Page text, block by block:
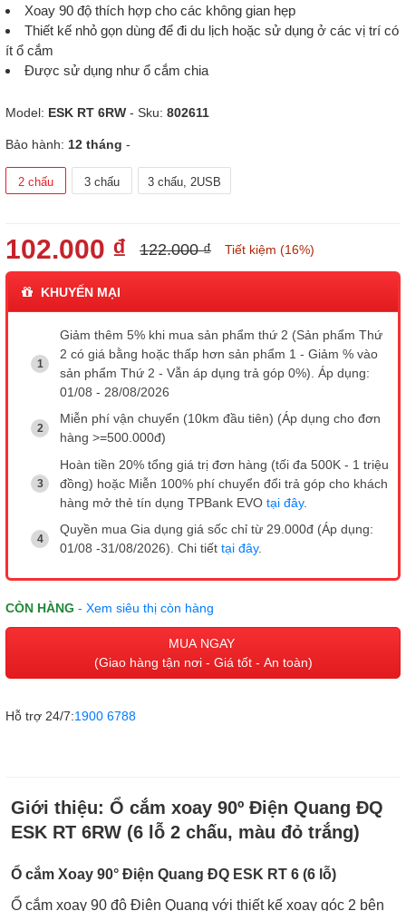
Xoay 90 độ thích hợp cho các không gian hẹp
Thiết kế nhỏ gọn dùng để đi du lịch hoặc sử dụng ở các vị trí có
ít ổ cắm
Được sử dụng như ổ cắm chia
Model: ESK RT 6RW - Sku: 802611
Bảo hành: 12 tháng -
2 chấu 3 chấu 3 chấu, 2USB
102.000 ₫ 122.000 ₫ Tiết kiệm (16%)
KHUYẾN MẠI
Giảm thêm 5% khi mua sản phẩm thứ 2 (Sản phẩm Thứ
2 có giá bằng hoặc thấp hơn sản phẩm 1 - Giảm % vào
sản phẩm Thứ 2 - Vẫn áp dụng trả góp 0%). Áp dụng:
01/08 - 28/08/2026
Miễn phí vận chuyển (10km đầu tiên) (Áp dụng cho đơn
hàng >=500.000đ)
Hoàn tiền 20% tổng giá trị đơn hàng (tối đa 500K - 1 triệu
đồng) hoặc Miễn 100% phí chuyển đổi trả góp cho khách
hàng mở thẻ tín dụng TPBank EVO tại đây.
Quyền mua Gia dụng giá sốc chỉ từ 29.000đ (Áp dụng:
01/08 -31/08/2026). Chi tiết tại đây.
CÒN HÀNG - Xem siêu thị còn hàng
MUA NGAY
(Giao hàng tận nơi - Giá tốt - An toàn)
Hỗ trợ 24/7:1900 6788
Giới thiệu: Ổ cắm xoay 90º Điện Quang ĐQ
ESK RT 6RW (6 lỗ 2 chấu, màu đỏ trắng)
Ổ cắm Xoay 90° Điện Quang ĐQ ESK RT 6 (6 lỗ)
Ổ cắm xoay 90 độ Điện Quang với thiết kế xoay góc 2 bên